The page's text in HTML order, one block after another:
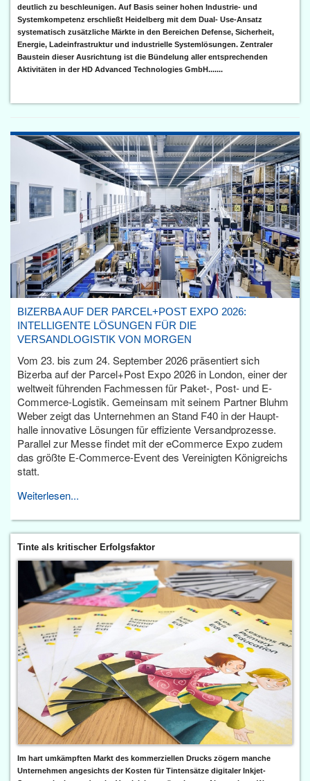
deutlich zu beschleunigen. Auf Basis seiner hohen Industrie- und
Systemkompetenz erschließt Heidelberg mit dem Dual- Use-Ansatz
systematisch zusätzliche Märkte in den Bereichen Defense, Sicherheit,
Energie, Ladeinfrastruktur und industrielle Systemlösungen. Zentraler
Baustein dieser Ausrichtung ist die Bündelung aller entsprechenden
Aktivitäten in der HD Advanced Technologies GmbH.......
BIZERBA AUF DER PARCEL+POST EXPO 2026:
INTELLIGENTE LÖSUNGEN FÜR DIE
VERSANDLOGISTIK VON MORGEN
Vom 23. bis zum 24. September 2026 präsentiert sich
Bizerba auf der Parcel+Post Expo 2026 in London, einer der
weltweit führenden Fachmessen für Paket-, Post- und E-
Commerce-Logistik. Gemeinsam mit seinem Partner Bluhm
Weber zeigt das Unternehmen an Stand F40 in der Haupt­
halle innovative Lösungen für effiziente Versandprozesse.
Parallel zur Messe findet mit der eCommerce Expo zudem
das größte E-Commerce-Event des Vereinigten Königreichs
statt.
Weiterlesen...
Tinte als kritischer Erfolgsfaktor
Im hart umkämpften Markt des kommerziellen Drucks zögern manche
Unternehmen angesichts der Kosten für Tintensätze digitaler Inkjet-